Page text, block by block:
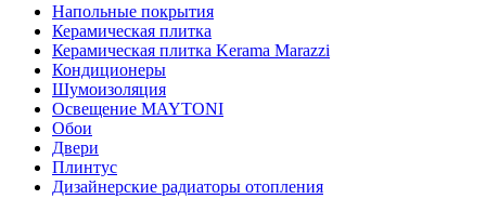
Напольные покрытия
Керамическая плитка
Керамическая плитка Kerama Marazzi
Кондиционеры
Шумоизоляция
Освещение MAYTONI
Обои
Двери
Плинтус
Дизайнерские радиаторы отопления